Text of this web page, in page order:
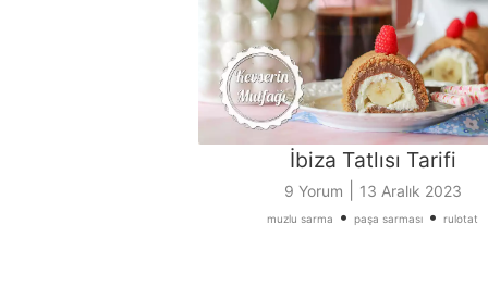
İbiza Tatlısı Tarifi
9 Yorum 13 Aralık 2023
muzlu sarma • paşa sarması • rulotat